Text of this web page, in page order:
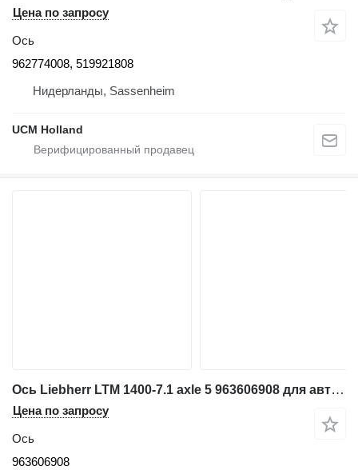
Цена по запросу
Ось
962774008, 519921808
Нидерланды, Sassenheim
UCM Holland
Ось Liebherr LTM 1400-7.1 axle 5 963606908 для автокрана
Цена по запросу
Ось
963606908